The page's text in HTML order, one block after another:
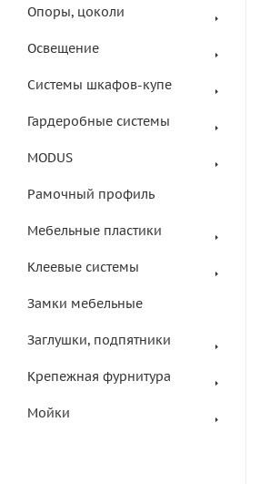
Опоры, цоколи
Освещение
Системы шкафов-купе
Гардеробные системы
MODUS
Рамочный профиль
Мебельные пластики
Клеевые системы
Замки мебельные
Заглушки, подпятники
Крепежная фурнитура
Мойки